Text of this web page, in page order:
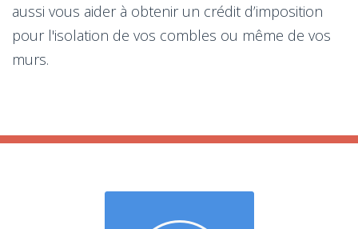
aussi vous aider à obtenir un crédit d’imposition
pour l'isolation de vos combles ou même de vos
murs.